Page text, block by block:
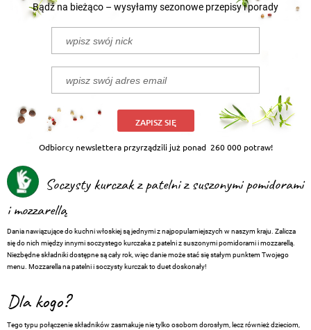
Bądź na bieżąco – wysyłamy sezonowe przepisy i porady
ZAPISZ SIĘ
Odbiorcy newslettera przyrządzili już ponad 260 000 potraw!
Soczysty kurczak z patelni z suszonymi pomidorami
i mozzarellą
Dania nawiązujące do kuchni włoskiej są jednymi z najpopularniejszych w naszym kraju. Zalicza
się do nich między innymi soczystego kurczaka z patelni z suszonymi pomidorami i mozzarellą.
Niezbędne składniki dostępne są cały rok, więc danie może stać się stałym punktem Twojego
menu. Mozzarella na patelni i soczysty kurczak to duet doskonały!
Dla kogo?
Tego typu połączenie składników zasmakuje nie tylko osobom dorosłym, lecz również dzieciom,